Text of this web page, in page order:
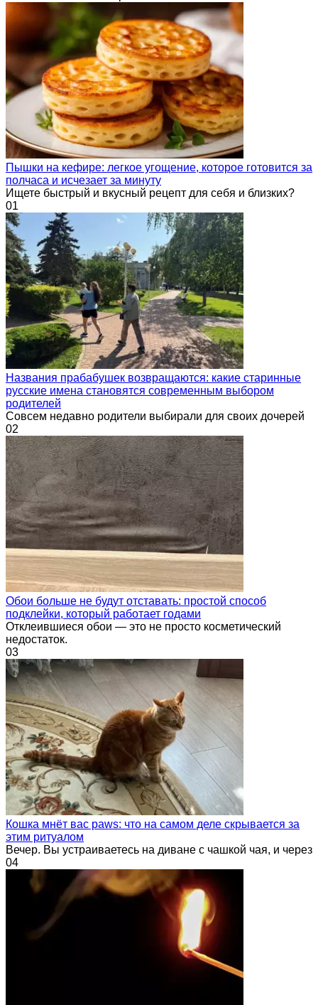
Пышки на кефире: легкое угощение, которое готовится за
полчаса и исчезает за минуту
Ищете быстрый и вкусный рецепт для себя и близких?
01
Названия прабабушек возвращаются: какие старинные
русские имена становятся современным выбором
родителей
Совсем недавно родители выбирали для своих дочерей
02
Обои больше не будут отставать: простой способ
подклейки, который работает годами
Отклеившиеся обои — это не просто косметический
недостаток.
03
Кошка мнёт вас paws: что на самом деле скрывается за
этим ритуалом
Вечер. Вы устраиваетесь на диване с чашкой чая, и через
04